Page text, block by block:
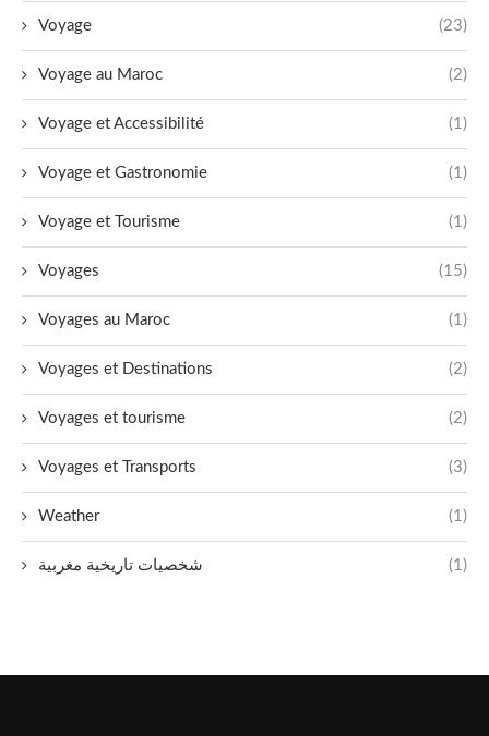
Voyage (23)
Voyage au Maroc (2)
Voyage et Accessibilité (1)
Voyage et Gastronomie (1)
Voyage et Tourisme (1)
Voyages (15)
Voyages au Maroc (1)
Voyages et Destinations (2)
Voyages et tourisme (2)
Voyages et Transports (3)
Weather (1)
شخصيات تاريخية مغربية (1)